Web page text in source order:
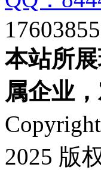
本站所
属企业
2025 版